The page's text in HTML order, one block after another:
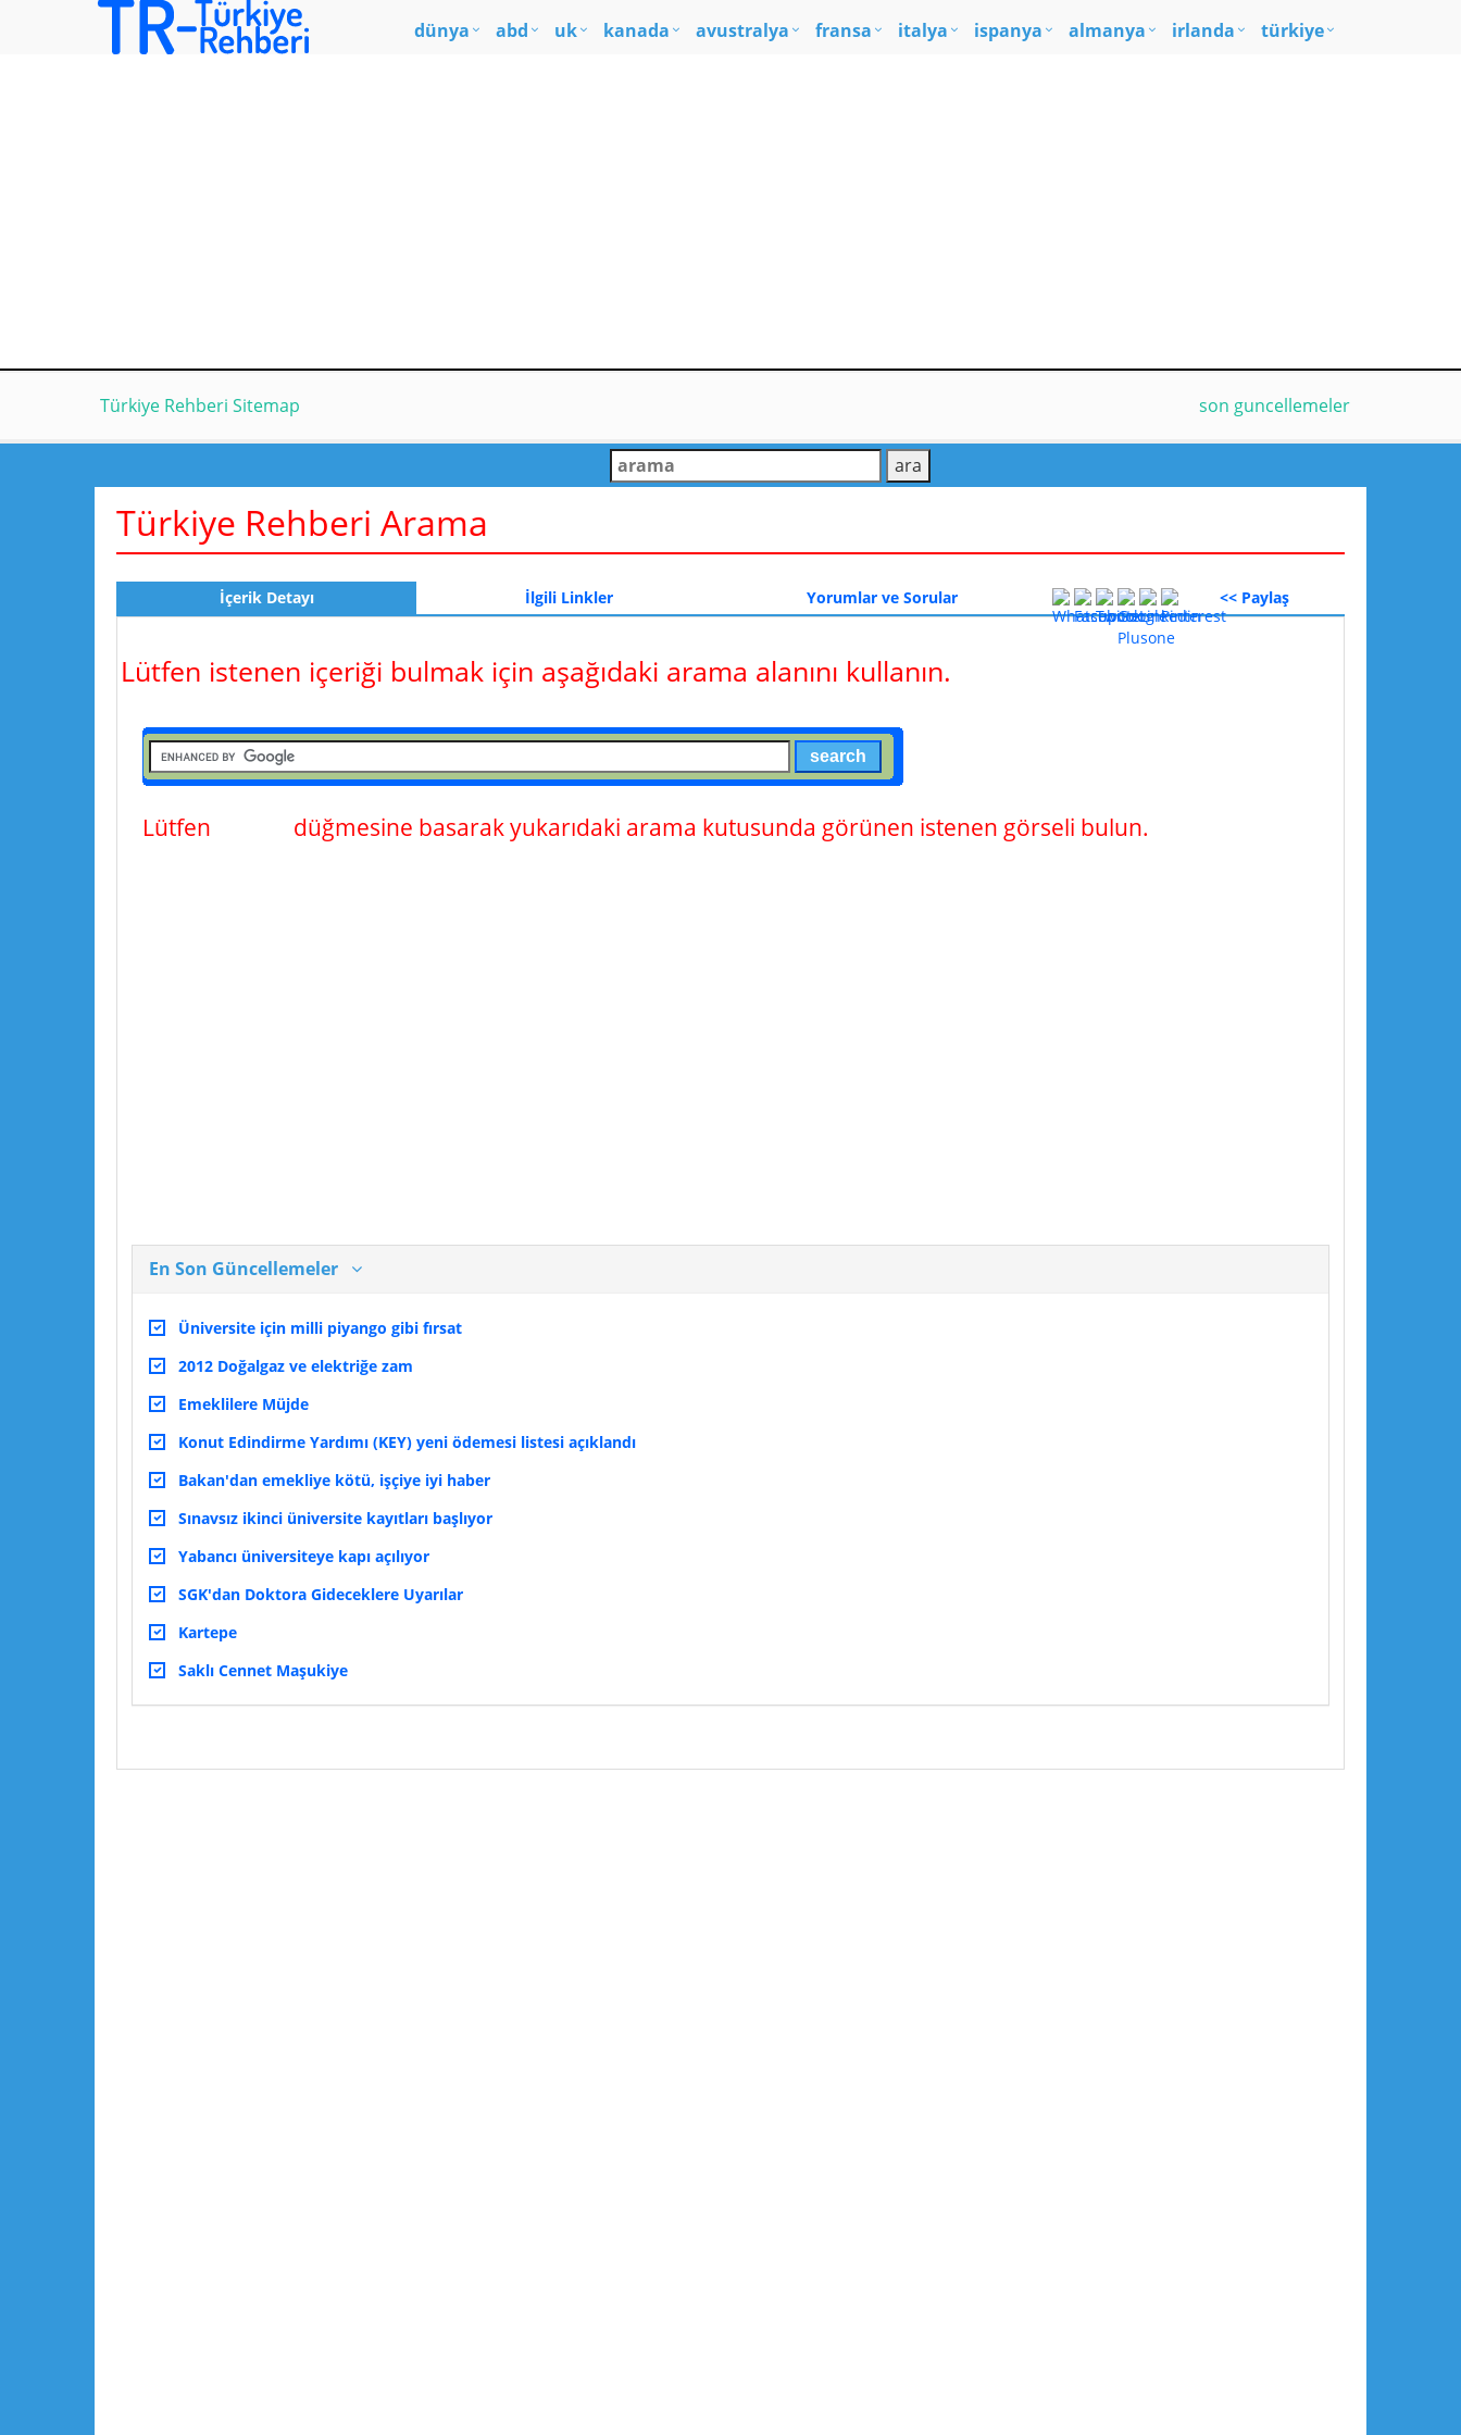
dünya abd uk kanada avustralya fransa italya ispanya almanya irlanda türkiye
Türkiye Rehberi Sitemap son guncellemeler
Türkiye Rehberi Arama
İçerik Detayı İlgili Linkler Yorumlar ve Sorular << Paylaş
Lütfen istenen içeriği bulmak için aşağıdaki arama alanını kullanın.
Lütfen düğmesine basarak yukarıdaki arama kutusunda görünen istenen görseli bulun.
En Son Güncellemeler
Üniversite için milli piyango gibi fırsat
2012 Doğalgaz ve elektriğe zam
Emeklilere Müjde
Konut Edindirme Yardımı (KEY) yeni ödemesi listesi açıklandı
Bakan'dan emekliye kötü, işçiye iyi haber
Sınavsız ikinci üniversite kayıtları başlıyor
Yabancı üniversiteye kapı açılıyor
SGK'dan Doktora Gideceklere Uyarılar
Kartepe
Saklı Cennet Maşukiye